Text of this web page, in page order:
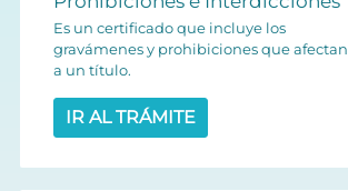
Es un certificado que incluye los
gravámenes y prohibiciones que afectan
a un título.
IR AL TRÁMITE